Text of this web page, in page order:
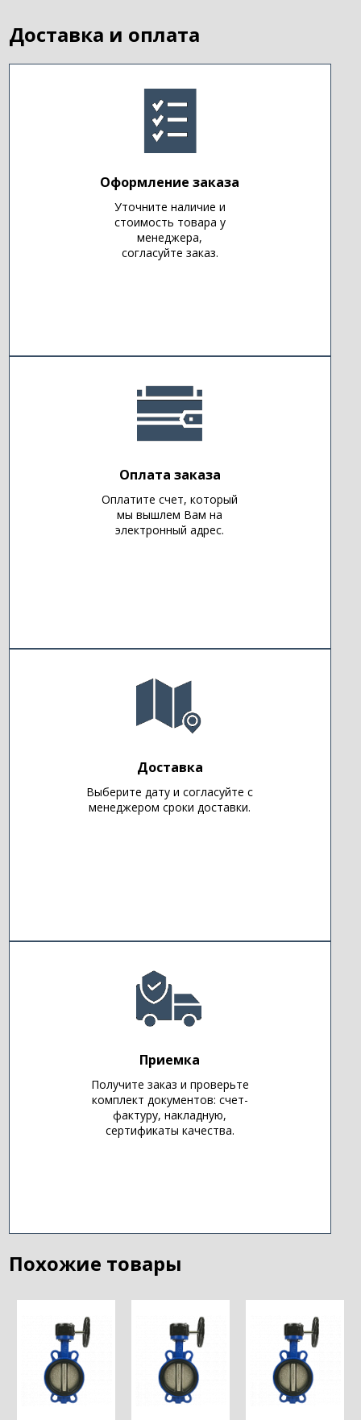
Доставка и оплата
Оформление заказа
Уточните наличие и
стоимость товара у
менеджера,
согласуйте заказ.
Оплата заказа
Оплатите счет, который
мы вышлем Вам на
электронный адрес.
Доставка
Выберите дату и согласуйте с
менеджером сроки доставки.
Приемка
Получите заказ и проверьте
комплект документов: счет-
фактуру, накладную,
сертификаты качества.
Похожие товары